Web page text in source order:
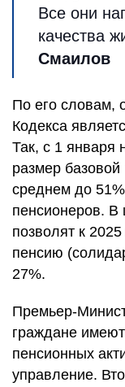
Все они
качества
Смаилов
По его словам,
Кодекса
Так, с 1 января
размер
среднем до
пенсионеров.
позволят к
пенсию
27%.
Премьер-
граждане
пенсионных
управление.